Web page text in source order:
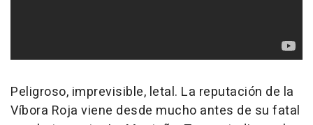
Peligroso, imprevisible, letal. La reputación de la
Víbora Roja viene desde mucho antes de su fatal